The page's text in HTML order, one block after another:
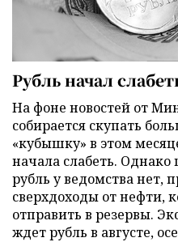
Рубль начал
На фоне новостей от
собирается скупать
«кубышку» в этом
начала слабеть. Однако
рубль у ведомства нет,
сверхдоходы от нефти,
отправить в резервы.
ждет рубль в августе,